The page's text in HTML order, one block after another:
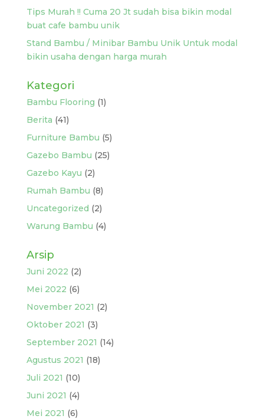
Tips Murah !! Cuma 20 Jt sudah bisa bikin modal
buat cafe bambu unik
Stand Bambu / Minibar Bambu Unik Untuk modal
bikin usaha dengan harga murah
Kategori
Bambu Flooring (1)
Berita (41)
Furniture Bambu (5)
Gazebo Bambu (25)
Gazebo Kayu (2)
Rumah Bambu (8)
Uncategorized (2)
Warung Bambu (4)
Arsip
Juni 2022 (2)
Mei 2022 (6)
November 2021 (2)
Oktober 2021 (3)
September 2021 (14)
Agustus 2021 (18)
Juli 2021 (10)
Juni 2021 (4)
Mei 2021 (6)